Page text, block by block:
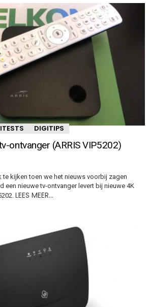
DIGITIPS
ontvanger (ARRIS VIP5202)
kijken toen we het nieuws voorbij zagen
een nieuwe tv-ontvanger levert bij nieuwe 4K
LEES MEER…